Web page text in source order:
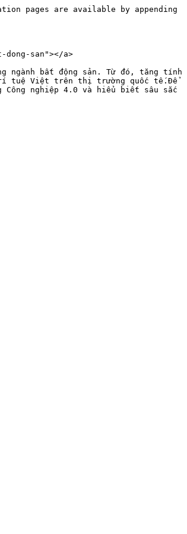
pages are available by appending
san"></a>
ngành bất động sản. Từ đó, tăng tính
trí tuệ Việt trên thị trường quốc tế.Để
Công nghiệp 4.0 và hiểu biết sâu sắc